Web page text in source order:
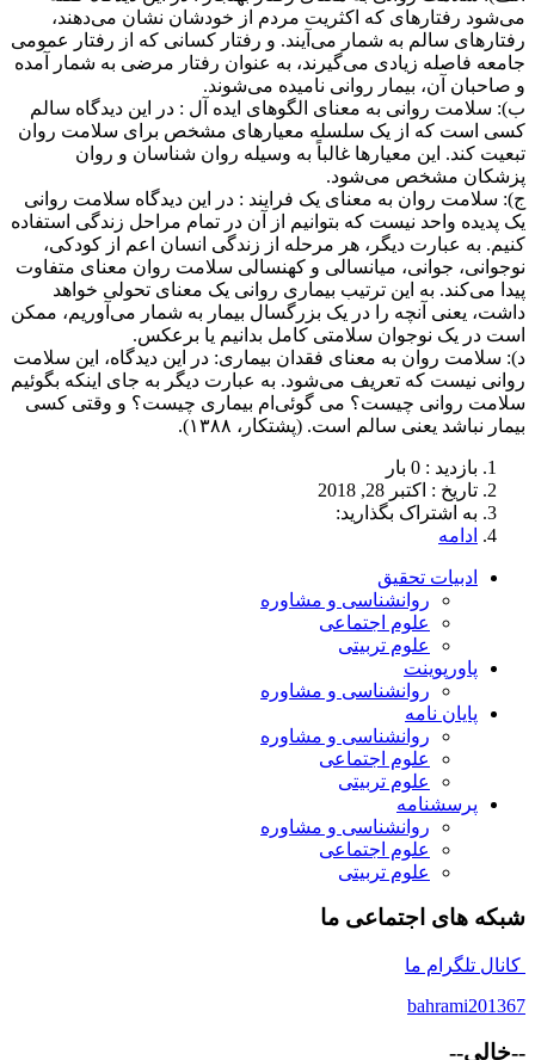
می‌شود رفتارهای که اکثریت مردم از خودشان نشان می‌دهند،
رفتارهای سالم به شمار می‌آیند. و رفتار کسانی که از رفتار عمومی
جامعه فاصله زیادی می‌گیرند، به عنوان رفتار مرضی به شمار آمده
و صاحبان آن، بیمار روانی نامیده می‌شوند.
ب): سلامت روانی به معنای الگوهای ایده آل : در این دیدگاه سالم
کسی است که از یک سلسله معیارهای مشخص برای سلامت روان
تبعیت کند. این معیارها غالباً به وسیله روان شناسان و روان
پزشکان مشخص می‌شود.
ج): سلامت روان به معنای یک فرایند : در این دیدگاه سلامت روانی
یک پدیده واحد نیست که بتوانیم از آن در تمام مراحل زندگی استفاده
کنیم. به عبارت دیگر، هر مرحله از زندگی انسان اعم از کودکی،
نوجوانی، جوانی، میانسالی و کهنسالی سلامت روان معنای متفاوت
پیدا می‌کند. به این ترتیب بیماری روانی یک معنای تحولی خواهد
داشت، یعنی آنچه را در یک بزرگسال بیمار به شمار می‌آوریم، ممکن
است در یک نوجوان سلامتی کامل بدانیم یا برعکس.
د): سلامت روان به معنای فقدان بیماری: در این دیدگاه، این سلامت
روانی نیست که تعریف می‌شود. به عبارت دیگر به جای اینکه بگوئیم
سلامت روانی چیست؟ می گوئی‌ام بیماری چیست؟ و وقتی کسی
بیمار نباشد یعنی سالم است. (پشتکار، ۱۳۸۸).
بازدید : 0 بار
تاريخ : اکتبر 28, 2018
به اشتراک بگذارید:
ادامه
ادبیات تحقیق
روانشناسی و مشاوره
علوم اجتماعی
علوم تربیتی
پاورپوینت
روانشناسی و مشاوره
پایان نامه
روانشناسی و مشاوره
علوم اجتماعی
علوم تربیتی
پرسشنامه
روانشناسی و مشاوره
علوم اجتماعی
علوم تربیتی
شبکه های اجتماعی ما
کانال تلگرام ما
bahrami201367
--خالی--